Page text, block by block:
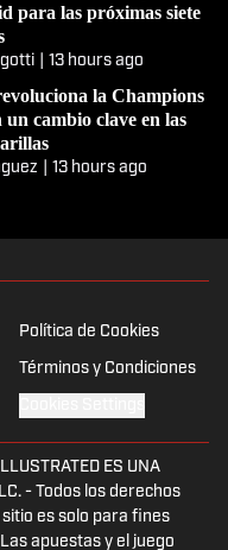
para las próximas siete
13 hours ago
la Champions
un cambio clave en las
13 hours ago
Política de Cookies
Términos y Condiciones
ES UNA
- Todos los derechos
es solo para fines
apuestas y el juego